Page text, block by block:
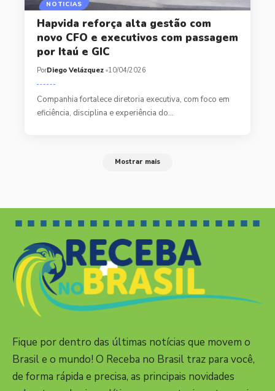
NOTICIAS
Hapvida reforça alta gestão com
novo CFO e executivos com passagem
por Itaú e GIC
PorDiego Velázquez 10/04/2026
Companhia fortalece diretoria executiva, com foco em
eficiência, disciplina e experiência do…
Mostrar mais
Fique por dentro das últimas notícias que movem o
Brasil e o mundo! O Receba no Brasil traz para você,
de forma rápida e precisa, as principais novidades